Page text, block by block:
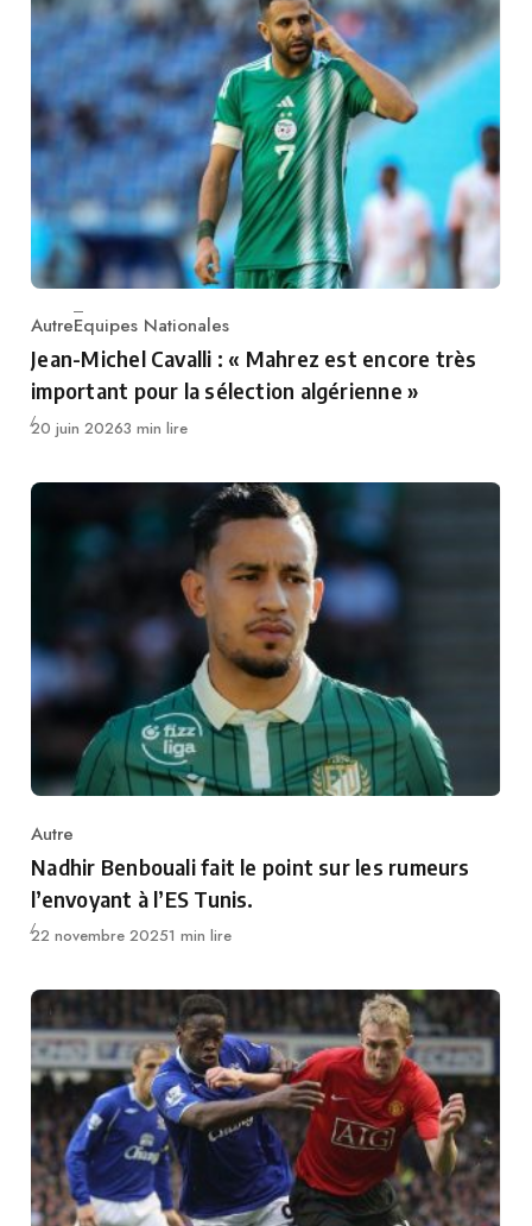
Category
AutreEquipes Nationales
Jean-Michel Cavalli : « Mahrez est encore très
important pour la sélection algérienne »
Publié
20 juin 20263 min lire
Category
Autre
Nadhir Benbouali fait le point sur les rumeurs
l’envoyant à l’ES Tunis.
Publié
22 novembre 20251 min lire